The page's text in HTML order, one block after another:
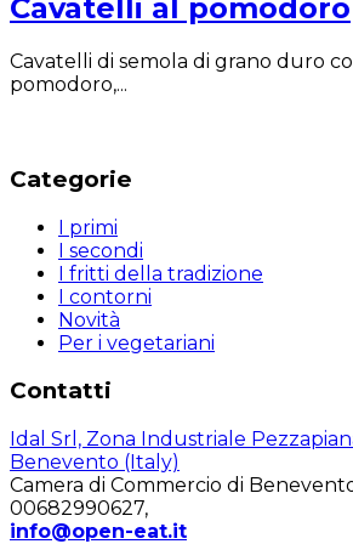
Cavatelli al pomodoro
Cavatelli di semola di grano duro
pomodoro,...
Categorie
I primi
I secondi
I fritti della tradizione
I contorni
Novità
Per i vegetariani
Contatti
Idal Srl, Zona Industriale
Benevento (Italy)
Camera di Commercio di
00682990627,
info@open-eat.it